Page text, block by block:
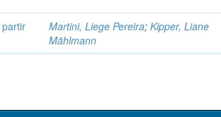
Martini, Liege Pereira;Kipper, Liane
Mählmann